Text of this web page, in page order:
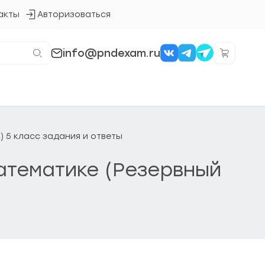
Авторизоваться
Кнопка
info@pndexam.ru
5 класс задания и ответы
(Резервный